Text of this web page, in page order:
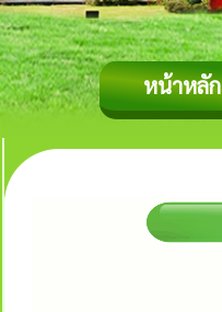
หน้าหลัก